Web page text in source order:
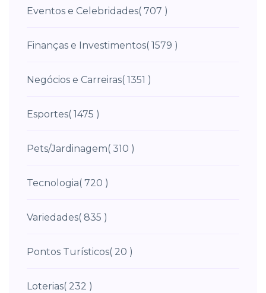
Eventos e Celebridades( 707 )
Finanças e Investimentos( 1579 )
Negócios e Carreiras( 1351 )
Esportes( 1475 )
Pets/Jardinagem( 310 )
Tecnologia( 720 )
Variedades( 835 )
Pontos Turísticos( 20 )
Loterias( 232 )